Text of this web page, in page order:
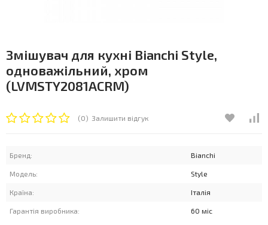
Змішувач для кухні Bianchi Style,
одноважільний, хром
(LVMSTY2081ACRM)
(0) Залишити відгук
Бренд: Bianchi
Модель: Style
Країна: Італія
Гарантія виробника: 60 міс